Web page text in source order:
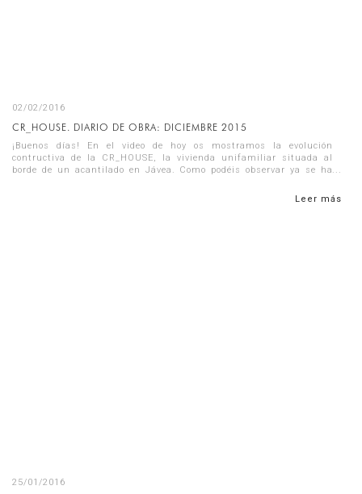
02/02/2016
CR_HOUSE. DIARIO DE OBRA: DICIEMBRE 2015
¡Buenos días! En el video de hoy os mostramos la evolución
contructiva de la CR_HOUSE, la vivienda unifamiliar situada al
borde de un acantilado en Jávea. Como podéis observar ya se ha
Leer más
25/01/2016